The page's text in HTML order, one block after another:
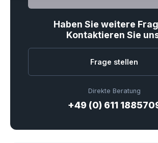
Haben Sie weitere
Kontaktieren Sie
Frage stellen
Direkte Beratung
+49 (0) 611